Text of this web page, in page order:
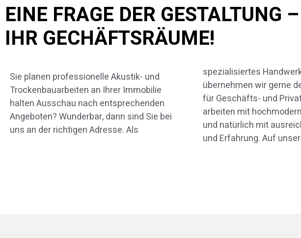
EINE FRAGE DER GESTALTUNG
IHR GECHÄFTSRÄUME!
Sie planen professionelle Akustik- und
Trockenbauarbeiten an Ihrer Immobilie
halten Ausschau nach entsprechenden
Angeboten? Wunderbar, dann sind Sie bei
uns an der richtigen Adresse. Als
spezialisiertes
übernehmen wir gerne
für Geschäfts- und
arbeiten mit
und natürlich mit
und Erfahrung. Auf
stellen wir Ihnen unser
das komplette
vor. In diesem Artikel
zunächst das Thema